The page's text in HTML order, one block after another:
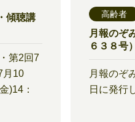
傾聴講
第2回7
月10
)14：
高齢者
月報のぞ
６３８号）
月報のぞ
日に発行